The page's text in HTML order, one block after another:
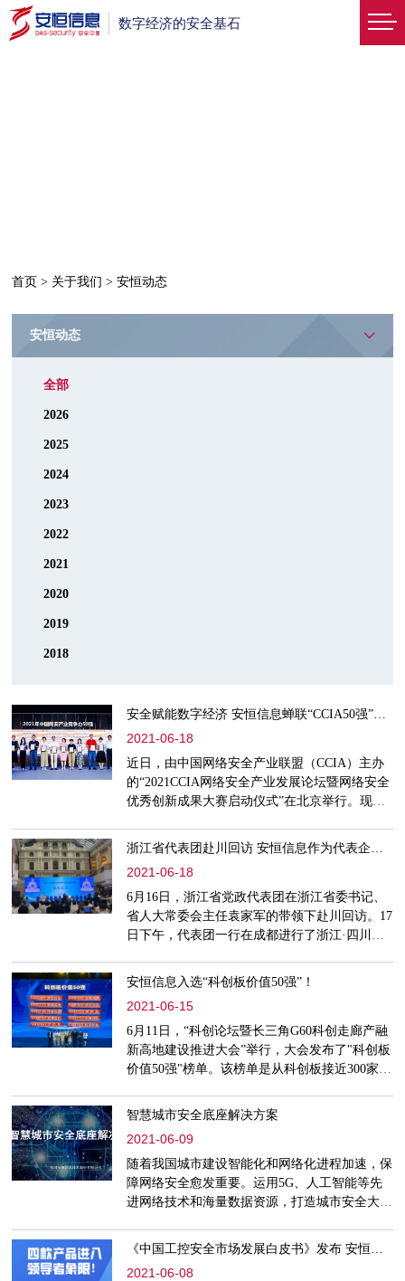
数字经济的安全基石
首页 > 关于我们 >安恒动态
安恒动态
全部
2026
2025
2024
2023
2022
2021
2020
2019
2018
安全赋能数字经济 安恒信息蝉联“CCIA50强”榜单前十
2021-06-18
近日，由中国网络安全产业联盟（CCIA）主办
的“2021CCIA网络安全产业发展论坛暨网络安全
优秀创新成果大赛启动仪式”在北京举行。现场
告》，揭晓“2021CCIA 50强、CCIA成长之星、
CCIA潜力之星”榜单。作为国内网络安全行业领
军企业之一，安恒信息再次入选“CCIA 50强”，
位列该榜单前十，并进入“产业领导者”区域。据
悉，“2021年CCIA中国网安产业竞争力50强”评
选中涉及到的企业竞争力的
浙江省代表团赴川回访 安恒信息作为代表企业签署投资合作协议
2021-06-18
6月16日，浙江省党政代表团在浙江省委书记、
省人大常委会主任袁家军的带领下赴川回访。17
日下午，代表团一行在成都进行了浙江·四川深
息董事长范渊作为企业代表出席会议并现场签
约。
安恒信息入选“科创板价值50强”！
2021-06-15
6月11日，“科创论坛暨长三角G60科创走廊产融
新高地建设推进大会”举行，大会发布了"科创板
价值50强"榜单。该榜单是从科创板接近300家的
利能力、机构持股情况五大维度，最终筛选出的
排名前五十的科创板企业。作为国内网络安全行
业领军企业之一，安恒信息（688023）入选"科
创板价值50强"榜单。
智慧城市安全底座解决方案
2021-06-09
随着我国城市建设智能化和网络化进程加速，保
障网络安全愈发重要。运用5G、人工智能等先
进网络技术和海量数据资源，打造城市安全大
划建设的精细化和智能化水平、强化网络安全监
测服务、高效处置网络安全事件。
《中国工控安全市场发展白皮书》发布 安恒信息四款产品进入领导者象限
2021-06-08